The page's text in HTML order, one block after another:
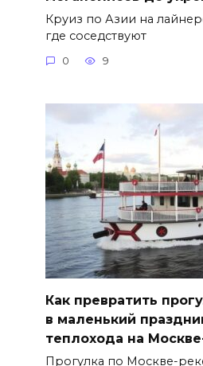
Круиз по Азии на
где соседствуют
0 9
Как превратить
в маленький
теплохода на
Прогулка по Москве-